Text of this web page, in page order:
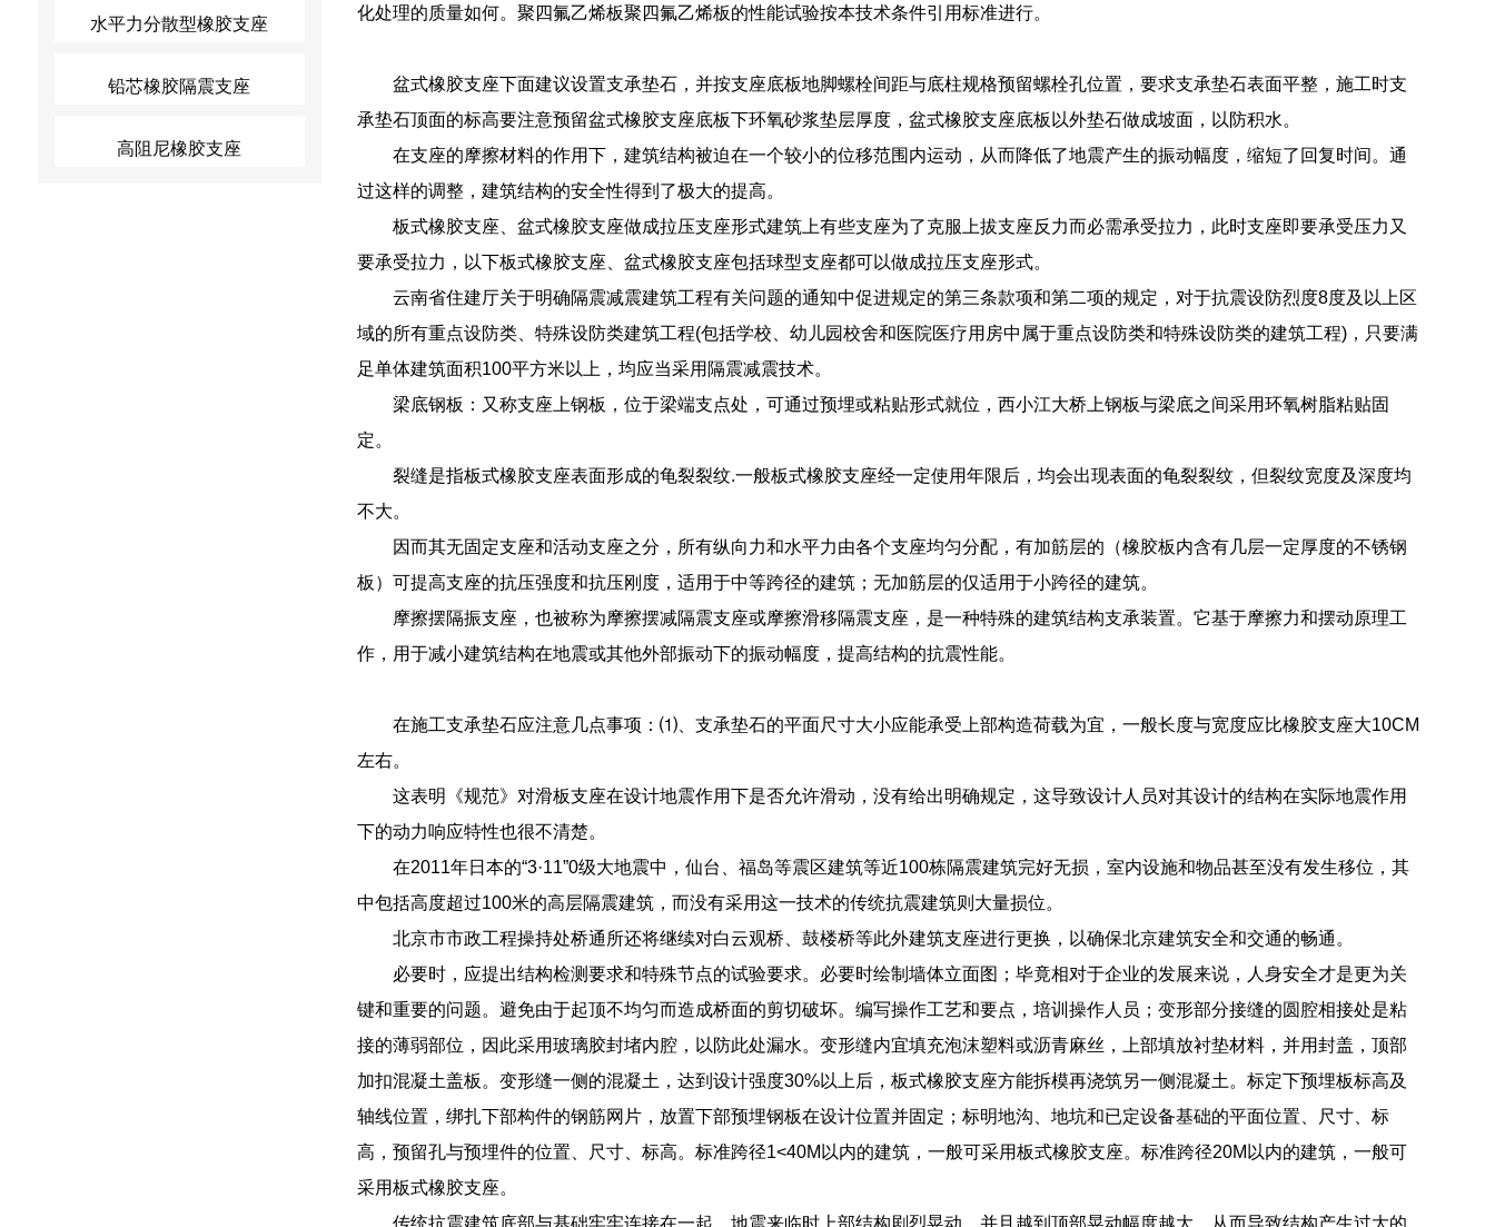
水平力分散型橡胶支座
铅芯橡胶隔震支座
高阻尼橡胶支座
化处理的质量如何。聚四氟乙烯板聚四氟乙烯板的性能试验按本技术条件引用标准进行。
盆式橡胶支座下面建议设置支承垫石，并按支座底板地脚螺栓间距与底柱规格预留螺栓孔位置，要求支承垫石表面平整，施工时支
承垫石顶面的标高要注意预留盆式橡胶支座底板下环氧砂浆垫层厚度，盆式橡胶支座底板以外垫石做成坡面，以防积水。
在支座的摩擦材料的作用下，建筑结构被迫在一个较小的位移范围内运动，从而降低了地震产生的振动幅度，缩短了回复时间。通
过这样的调整，建筑结构的安全性得到了极大的提高。
板式橡胶支座、盆式橡胶支座做成拉压支座形式建筑上有些支座为了克服上拔支座反力而必需承受拉力，此时支座即要承受压力又
要承受拉力，以下板式橡胶支座、盆式橡胶支座包括球型支座都可以做成拉压支座形式。
云南省住建厅关于明确隔震减震建筑工程有关问题的通知中促进规定的第三条款项和第二项的规定，对于抗震设防烈度8度及以上区
域的所有重点设防类、特殊设防类建筑工程(包括学校、幼儿园校舍和医院医疗用房中属于重点设防类和特殊设防类的建筑工程)，只要满
足单体建筑面积100平方米以上，均应当采用隔震减震技术。
梁底钢板：又称支座上钢板，位于梁端支点处，可通过预埋或粘贴形式就位，西小江大桥上钢板与梁底之间采用环氧树脂粘贴固
定。
裂缝是指板式橡胶支座表面形成的龟裂裂纹.一般板式橡胶支座经一定使用年限后，均会出现表面的龟裂裂纹，但裂纹宽度及深度均
不大。
因而其无固定支座和活动支座之分，所有纵向力和水平力由各个支座均匀分配，有加筋层的（橡胶板内含有几层一定厚度的不锈钢
板）可提高支座的抗压强度和抗压刚度，适用于中等跨径的建筑；无加筋层的仅适用于小跨径的建筑。
摩擦摆隔振支座，也被称为摩擦摆减隔震支座或摩擦滑移隔震支座，是一种特殊的建筑结构支承装置。它基于摩擦力和摆动原理工
作，用于减小建筑结构在地震或其他外部振动下的振动幅度，提高结构的抗震性能。
在施工支承垫石应注意几点事项：⑴、支承垫石的平面尺寸大小应能承受上部构造荷载为宜，一般长度与宽度应比橡胶支座大10CM
左右。
这表明《规范》对滑板支座在设计地震作用下是否允许滑动，没有给出明确规定，这导致设计人员对其设计的结构在实际地震作用
下的动力响应特性也很不清楚。
在2011年日本的“3·11”0级大地震中，仙台、福岛等震区建筑等近100栋隔震建筑完好无损，室内设施和物品甚至没有发生移位，其
中包括高度超过100米的高层隔震建筑，而没有采用这一技术的传统抗震建筑则大量损位。
北京市市政工程操持处桥通所还将继续对白云观桥、鼓楼桥等此外建筑支座进行更换，以确保北京建筑安全和交通的畅通。
必要时，应提出结构检测要求和特殊节点的试验要求。必要时绘制墙体立面图；毕竟相对于企业的发展来说，人身安全才是更为关
键和重要的问题。避免由于起顶不均匀而造成桥面的剪切破坏。编写操作工艺和要点，培训操作人员；变形部分接缝的圆腔相接处是粘
接的薄弱部位，因此采用玻璃胶封堵内腔，以防此处漏水。变形缝内宜填充泡沫塑料或沥青麻丝，上部填放衬垫材料，并用封盖，顶部
加扣混凝土盖板。变形缝一侧的混凝土，达到设计强度30%以上后，板式橡胶支座方能拆模再浇筑另一侧混凝土。标定下预埋板标高及
轴线位置，绑扎下部构件的钢筋网片，放置下部预埋钢板在设计位置并固定；标明地沟、地坑和已定设备基础的平面位置、尺寸、标
高，预留孔与预埋件的位置、尺寸、标高。标准跨径1<40M以内的建筑，一般可采用板式橡胶支座。标准跨径20M以内的建筑，一般可
采用板式橡胶支座。
传统抗震建筑底部与基础牢牢连接在一起，地震来临时上部结构剧烈晃动，并且越到顶部晃动幅度越大，从而导致结构产生过大的